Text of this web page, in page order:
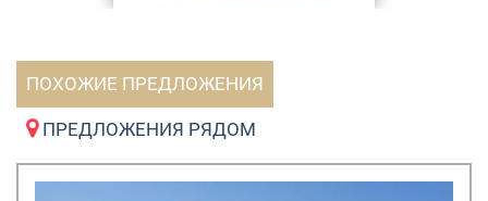
ПОХОЖИЕ ПРЕДЛОЖЕНИЯ
ПРЕДЛОЖЕНИЯ РЯДОМ